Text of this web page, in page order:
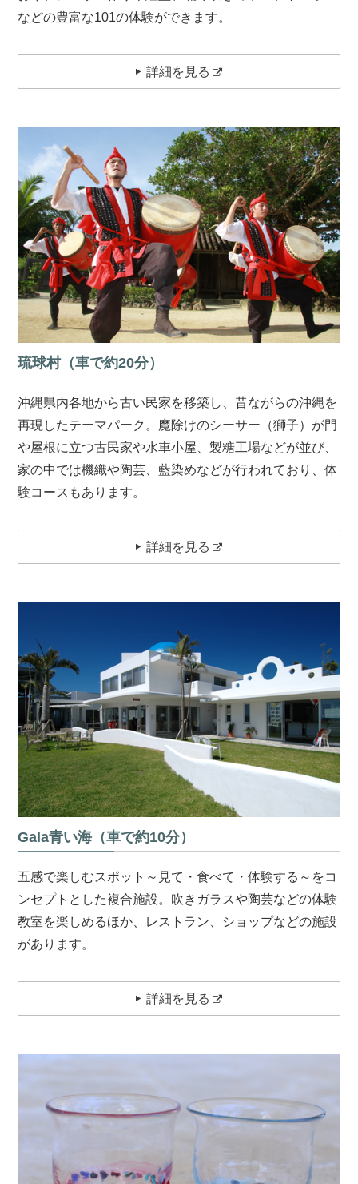
などの豊富な101の体験ができます。
詳細を見る
琉球村（車で約20分）
沖縄県内各地から古い民家を移築し、昔ながらの沖縄を
再現したテーマパーク。魔除けのシーサー（獅子）が門
や屋根に立つ古民家や水車小屋、製糖工場などが並び、
家の中では機織や陶芸、藍染めなどが行われており、体
験コースもあります。
詳細を見る
Gala青い海（車で約10分）
五感で楽しむスポット～見て・食べて・体験する～をコ
ンセプトとした複合施設。吹きガラスや陶芸などの体験
教室を楽しめるほか、レストラン、ショップなどの施設
があります。
詳細を見る